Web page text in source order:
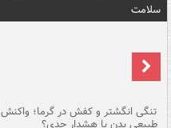
سلامت
تنگی انگشتر و کفش در گرما؛ واکنش
طبیعی بدن یا هشدار جدی؟